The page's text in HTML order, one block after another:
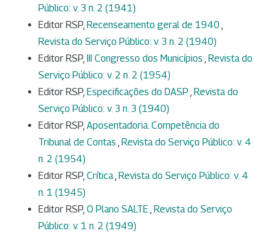
Público: v. 3 n. 2 (1941)
Editor RSP, Recenseamento geral de 1940 ,
Revista do Serviço Público: v. 3 n. 2 (1940)
Editor RSP,
III Congresso dos Municípios , Revista do
Serviço Público: v. 2 n. 2 (1954)
Editor RSP, Especificações do DASP , Revista do
Serviço Público: v. 3 n. 3 (1940)
Editor RSP, Aposentadoria. Competência do
Tribunal de Contas , Revista do Serviço Público: v. 4
n. 2 (1954)
Editor RSP, Crítica, Revista do Serviço Público: v. 4
n. 1 (1945)
Editor RSP, O Plano SALTE , Revista do Serviço
Público: v. 1 n. 2 (1949)